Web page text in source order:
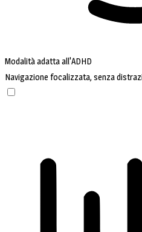
Modalità adatta all'ADHD
Navigazione focalizzata, senza